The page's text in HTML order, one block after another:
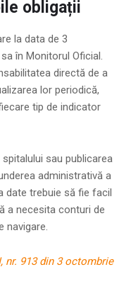
obligații
la data de 3
în Monitorul Oficial.
directă de a
lor periodică,
tip de indicator
sau publicarea
administrativă a
date trebuie să fie facil
a necesita conturi de
nr. 913 din 3 octombrie